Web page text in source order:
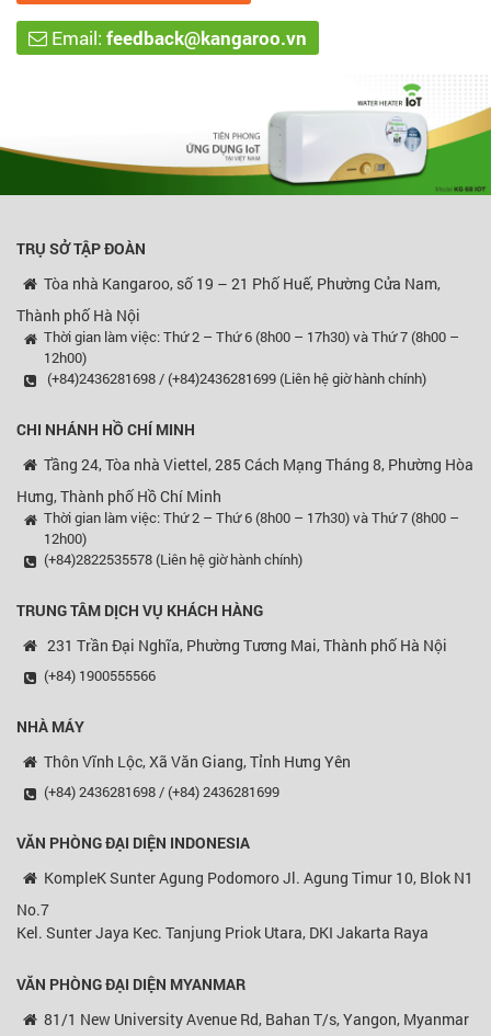
Email: feedback@kangaroo.vn
TRỤ SỞ TẬP ĐOÀN
Tòa nhà Kangaroo, số 19 – 21 Phố Huế, Phường Cửa Nam,
Thành phố Hà Nội
Thời gian làm việc: Thứ 2 – Thứ 6 (8h00 – 17h30) và Thứ 7 (8h00 –
12h00)
(+84)2436281698 / (+84)2436281699 (Liên hệ giờ hành chính)
CHI NHÁNH HỒ CHÍ MINH
Tầng 24, Tòa nhà Viettel, 285 Cách Mạng Tháng 8, Phường Hòa
Hưng, Thành phố Hồ Chí Minh
Thời gian làm việc: Thứ 2 – Thứ 6 (8h00 – 17h30) và Thứ 7 (8h00 –
12h00)
(+84)2822535578 (Liên hệ giờ hành chính)
TRUNG TÂM DỊCH VỤ KHÁCH HÀNG
231 Trần Đại Nghĩa, Phường Tương Mai, Thành phố Hà Nội
(+84) 1900555566
NHÀ MÁY
Thôn Vĩnh Lộc, Xã Văn Giang, Tỉnh Hưng Yên
(+84) 2436281698 / (+84) 2436281699
VĂN PHÒNG ĐẠI DIỆN INDONESIA
KompleK Sunter Agung Podomoro Jl. Agung Timur 10, Blok N1
No.7
Kel. Sunter Jaya Kec. Tanjung Priok Utara, DKI Jakarta Raya
VĂN PHÒNG ĐẠI DIỆN MYANMAR
81/1 New University Avenue Rd, Bahan T/s, Yangon, Myanmar